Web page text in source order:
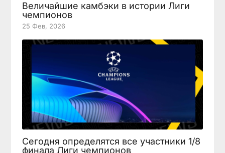
Величайшие камбэки в истории Лиги
чемпионов
25 Фев, 2026
Сегодня определятся все участники 1/8
финала Лиги чемпионов